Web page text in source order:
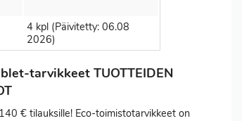
4 kpl (Päivitetty: 06.08
2026)
tarvikkeet TUOTTEIDEN
€ tilauksille! Eco-toimistotarvikkeet on